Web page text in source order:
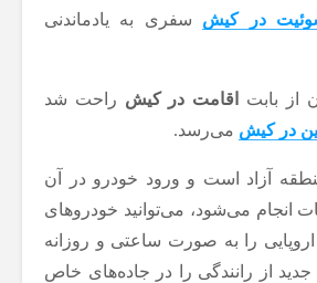
در کیش سفری به یادماندنی
از بابت اقامت در کیش راحت شد
در کیش می‌رسد.
آزاد است و ورود خودرو در آن
انجام می‌شود، می‌توانید خودروهای
را به صورت ساعتی و روزانه
جدید از رانندگی را در جاده‌های خاص